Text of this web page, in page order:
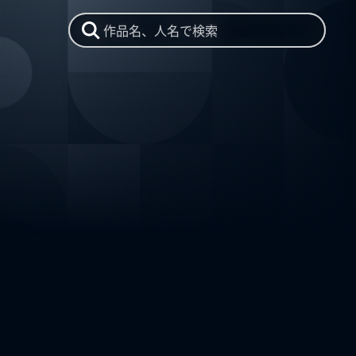
作品名、人名で検索